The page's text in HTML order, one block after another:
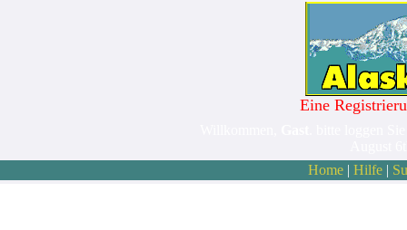
Eine
Home| Hilfe|